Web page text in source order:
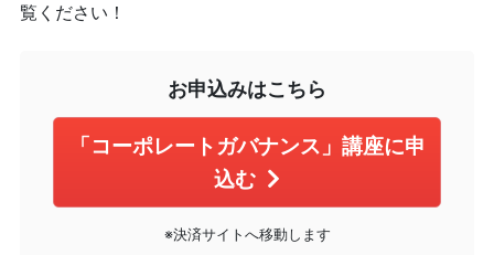
覧ください！
お申込みはこちら
「コーポレートガバナンス」講座に申
込む
※決済サイトへ移動します